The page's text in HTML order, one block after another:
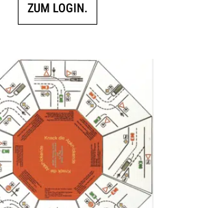
ZUM LOGIN.